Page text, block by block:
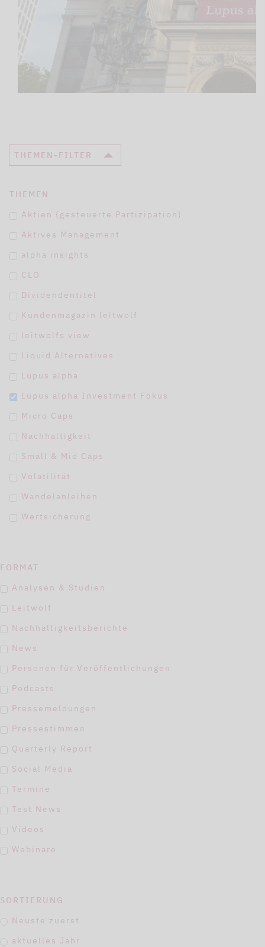
THEMEN-FILTER
THEMEN
Aktien (gesteuerte Partizipation)
Aktives Management
alpha insights
CLO
Dividendentitel
Kundenmagazin leitwolf
leitwolfs view
Liquid Alternatives
Lupus alpha
Lupus alpha Investment Fokus
Micro Caps
Nachhaltigkeit
Small & Mid Caps
Volatilität
Wandelanleihen
Wertsicherung
FORMAT
Analysen & Studien
Leitwolf
Nachhaltigkeitsberichte
News
Personen für Veröffentlichungen
Podcasts
Pressemeldungen
Pressestimmen
Quarterly Report
Social Media
Termine
Test News
Videos
Webinare
SORTIERUNG
Neuste zuerst
aktuelles Jahr